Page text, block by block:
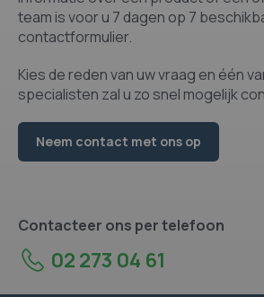
team is voor u 7 dagen op 7
contactformulier.
Kies de reden van uw vraag en één
specialisten zal u zo snel mogelijk
Neem contact met ons op
Contacteer ons per telefoon
02 273 04 61